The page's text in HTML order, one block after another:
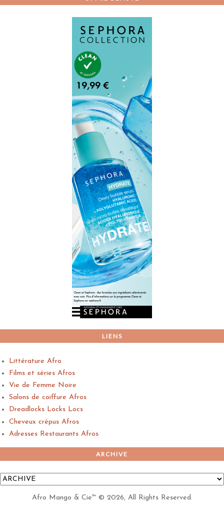
LIENS
Littérature Afro
Films et séries Afros
Vie de Femme Noire
Salons de coiffure Afros
Dreadlocks Locks Locs
Cheveux crépus Afros
Adresses Restaurants Afros
ARCHIVE
Afro Mango & Cie™ © 2026, All Rights Reserved.